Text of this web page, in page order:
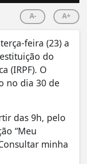
A- A+
feira (23) a
do
(IRPF). O
no dia 30 de
das 9h, pelo
“Meu
minha